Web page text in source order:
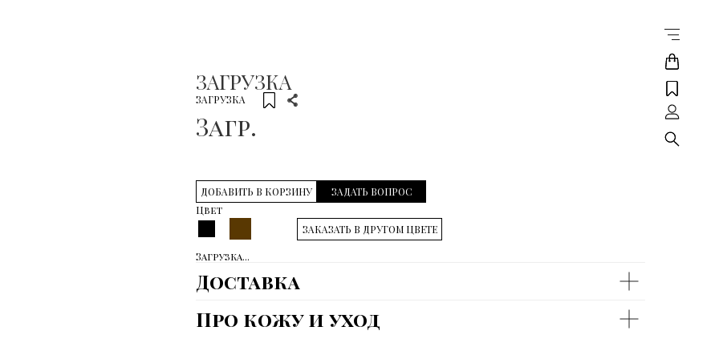
ЗАГРУЗКА
ЗАГРУЗКА
Загр.
ДОБАВИТЬ В КОРЗИНУ
ЗАДАТЬ ВОПРОС
Цвет
ЗАКАЗАТЬ В ДРУГОМ ЦВЕТЕ
Загрузка...
Доставка
Про кожу и уход